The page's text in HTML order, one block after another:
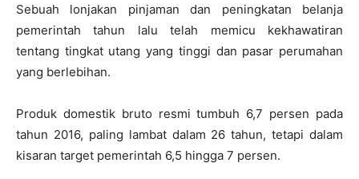
Sebuah lonjakan pinjaman dan peningkatan belanja
pemerintah tahun lalu telah memicu kekhawatiran
tentang tingkat utang yang tinggi dan pasar perumahan
yang berlebihan.
Produk domestik bruto resmi tumbuh 6,7 persen pada
tahun 2016, paling lambat dalam 26 tahun, tetapi dalam
kisaran target pemerintah 6,5 hingga 7 persen.